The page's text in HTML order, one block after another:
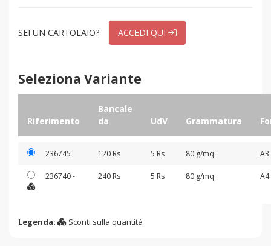
SEI UN CARTOLAIO? ACCEDI QUI
Seleziona Variante
Riferimento
Bancale
da
UdV Grammatura
236745 120 Rs 5 Rs 80 g/mq A3
236740-
Sconti sulla quantità
240 Rs 5 Rs 80 g/mq A4
Legenda: Sconti sulla quantità